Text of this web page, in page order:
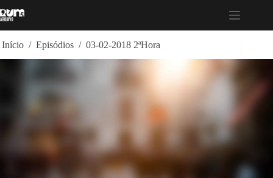
para
Início / Episódios / 03-02-2018 2ªHora